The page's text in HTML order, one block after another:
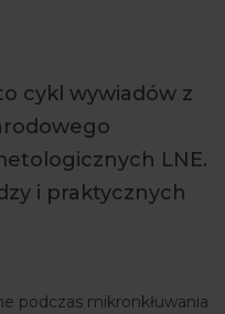
to cykl wywiadów z
LNE.
i praktycznych
podczas mikronkłuwania